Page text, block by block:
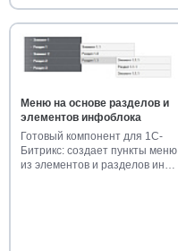
Меню на основе разделов и
элементов инфоблока
Готовый компонент для 1С-
Битрикс: создает пункты меню
из элементов и разделов ин…